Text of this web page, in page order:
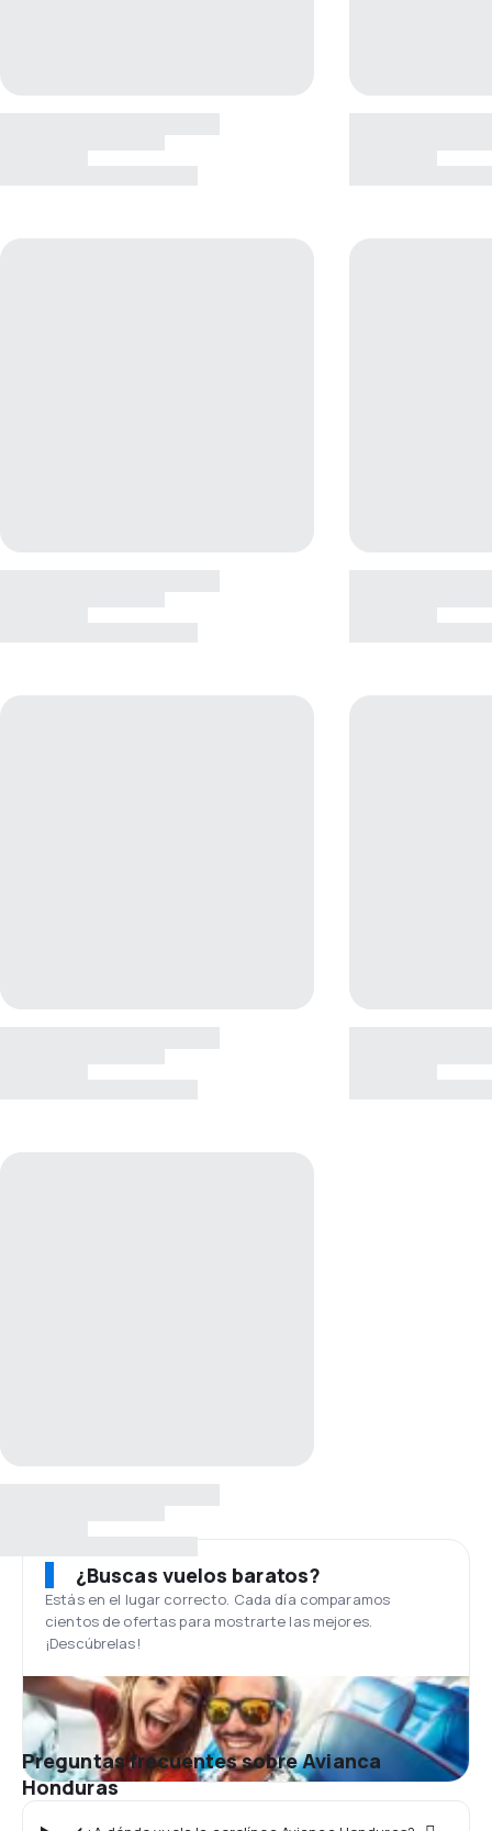
¿Buscas vuelos baratos?
Estás en el lugar correcto. Cada día comparamos
cientos de ofertas para mostrarte las mejores.
¡Descúbrelas!
Preguntas frecuentes sobre Avianca
Honduras